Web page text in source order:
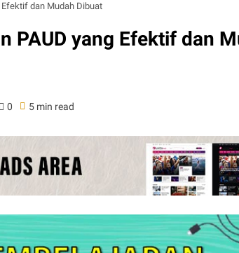
Efektif dan Mudah Dibuat
PAUD yang Efektif dan
0 5 min read